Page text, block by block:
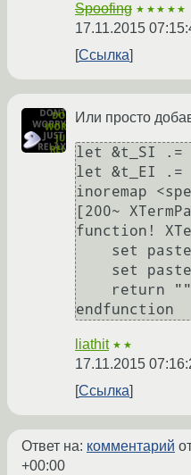
Spoofing ★★★★★
17.11.2015
Ссылка
Или просто
let &t_SI .=
let &t_EI .=
inoremap
[200~
function!
liathit ★★
17.11.2015
Ссылка
Ответ на: комментарий
+00:00